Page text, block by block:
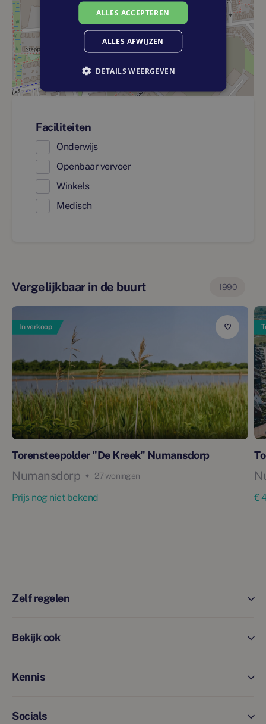
Faciliteiten
Onderwijs
Openbaar vervoer
Winkels
Medisch
Vergelijkbaar in de buurt 1990
In verkoop
Torensteepolder "De Kreek" Numansdorp
Numansdorp 27 woningen
Prijs nog niet bekend €
Zelf regelen
Bekijk ook
Kennis
Socials
ALLES ACCEPTEREN
ALLES AFWIJZEN
DETAILS WEERGEVEN